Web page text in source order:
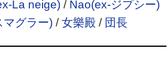
La neige)/ Nao(ex-ジプシー)
マグラー)/女樂殿/ 団長